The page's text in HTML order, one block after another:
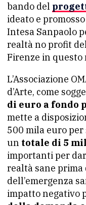
bando del
ideato e
Intesa Sanpaolo
realtà no profit
Firenze in questo
L’Associazione
d’Arte, come
di euro a fondo
mette a
500 mila euro
un totale di 5
importanti per
realtà sane prima
dell’emergenza
impatto negativo